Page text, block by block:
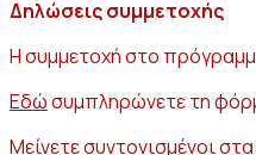
Δηλώσεις συμμετοχής
Η συμμετοχή στο
Εδώσυμπληρώνετε τη
Μείνετε συντονισμένοι